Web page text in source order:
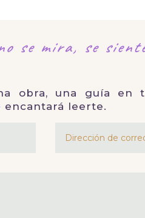
se mira, se
obra, una guía
encantará leerte.